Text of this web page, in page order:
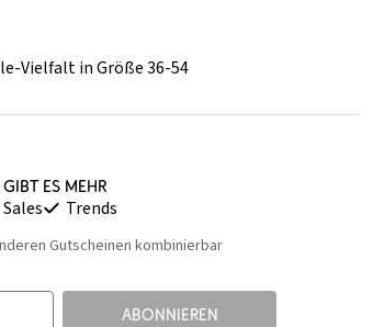
Vielfalt in Größe 36-54
es mehr
Sales Trends
Gutscheinen kombinierbar
ABONNIEREN